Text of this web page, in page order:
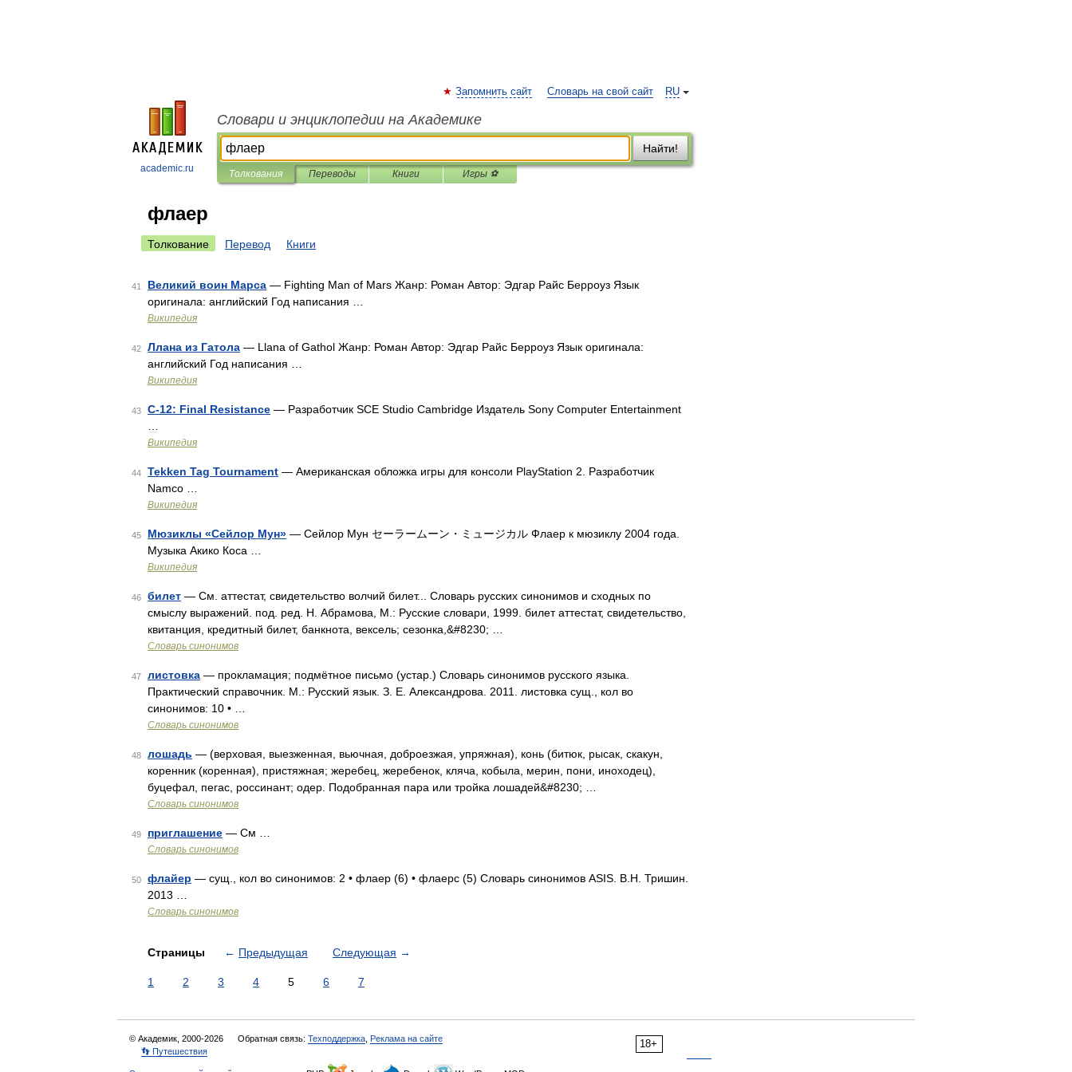
academic.ru
RU
Запомнить сайт Словарь на свой сайт
Словари и энциклопедии на Академике
Найти!
Толкования Переводы Книги Игры ⚽
флаер
Толкование Перевод Книги
41 Великий воин Марса — Fighting Man of Mars Жанр: Роман Автор: Эдгар Райс Берроуз Язык
оригинала: английский Год написания …
Википедия
42 Ллана из Гатола — Llana of Gathol Жанр: Роман Автор: Эдгар Райс Берроуз Язык оригинала:
английский Год написания …
Википедия
43 C-12: Final Resistance — Разработчик SCE Studio Cambridge Издатель Sony Computer Entertainment
Википедия
44 Tekken Tag Tournament — Американская обложка игры для консоли PlayStation 2. Разработчик
Namco …
Википедия
45 Мюзиклы «Сейлор Мун» — Сейлор Мун セーラームーン・ミュージカル Флаер к мюзиклу 2004 года.
Музыка Акико Коса …
Википедия
46 билет — См. аттестат, свидетельство волчий билет... Словарь русских синонимов и сходных по
смыслу выражений. под. ред. Н. Абрамова, М.: Русские словари, 1999. билет аттестат, свидетельство,
квитанция, кредитный билет, банкнота, вексель; сезонка,&#8230; …
Словарь синонимов
47 листовка — прокламация; подмётное письмо (устар.) Словарь синонимов русского языка.
Практический справочник. М.: Русский язык. З. Е. Александрова. 2011. листовка сущ., кол во
синонимов: 10 • …
Словарь синонимов
48 лошадь — (верховая, выезженная, вьючная, доброезжая, упряжная), конь (битюк, рысак, скакун,
коренник (коренная), пристяжная; жеребец, жеребенок, кляча, кобыла, мерин, пони, иноходец),
буцефал, пегас, россинант; одер. Подобранная пара или тройка лошадей&#8230; …
Словарь синонимов
49 приглашение — См …
Словарь синонимов
50 флайер — сущ., кол во синонимов: 2 • флаер (6) • флаерс (5) Словарь синонимов ASIS. В.Н. Тришин.
2013 …
Словарь синонимов
Страницы ← Предыдущая Следующая →
1 2 3 4 5 6 7
18+
© Академик, 2000-2026 Обратная связь: Техподдержка Реклама на сайте
👣 Путешествия